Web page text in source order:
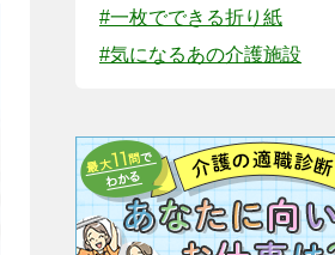
#一枚でできる折り紙
#気になるあの介護施設